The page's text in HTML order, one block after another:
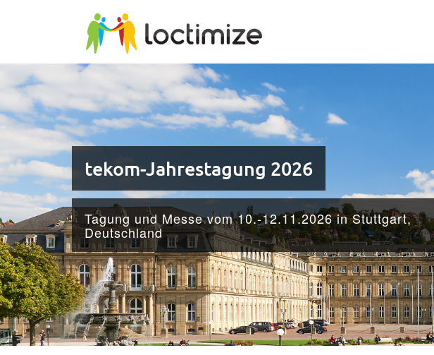
tekom-Jahrestagung 2026
Tagung und Messe vom 10.-12.11.2026 in Stuttgart,
Deutschland